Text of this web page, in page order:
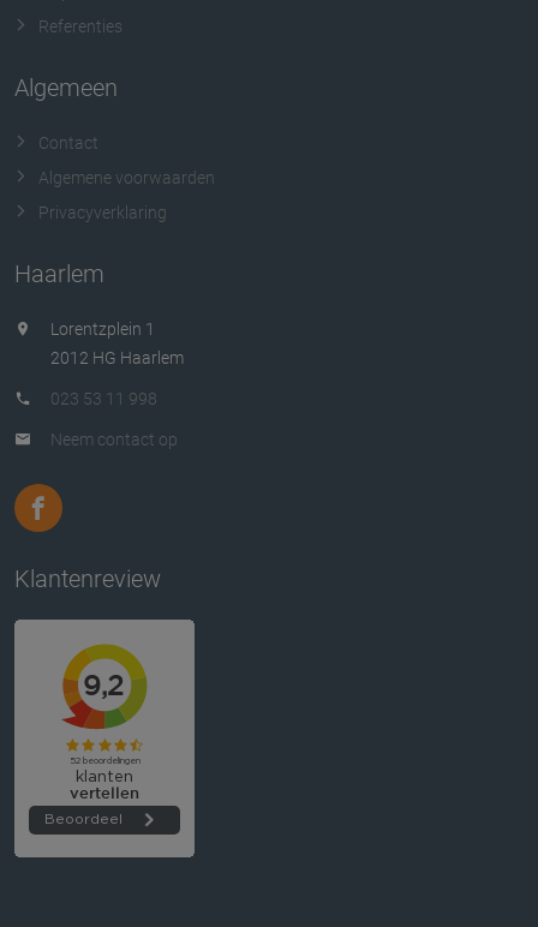
Referenties
Algemeen
Contact
Algemene voorwaarden
Privacyverklaring
Haarlem
Lorentzplein 1
2012 HG Haarlem
023 53 11 998
Neem contact op
Klantenreview